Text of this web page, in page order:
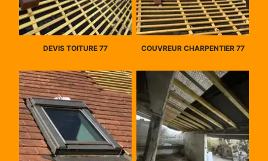
DEVIS TOITURE 77 COUVREUR CHARPENTIER 77